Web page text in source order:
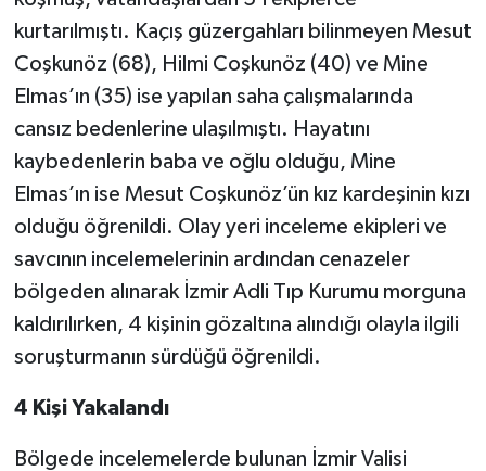
kurtarılmıştı. Kaçış güzergahları bilinmeyen Mesut
Coşkunöz (68), Hilmi Coşkunöz (40) ve Mine
Elmas’ın (35) ise yapılan saha çalışmalarında
cansız bedenlerine ulaşılmıştı. Hayatını
kaybedenlerin baba ve oğlu olduğu, Mine
Elmas’ın ise Mesut Coşkunöz’ün kız kardeşinin kızı
olduğu öğrenildi. Olay yeri inceleme ekipleri ve
savcının incelemelerinin ardından cenazeler
bölgeden alınarak İzmir Adli Tıp Kurumu morguna
kaldırılırken, 4 kişinin gözaltına alındığı olayla ilgili
soruşturmanın sürdüğü öğrenildi.
4 Kişi Yakalandı
Bölgede incelemelerde bulunan İzmir Valisi